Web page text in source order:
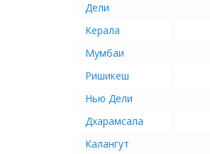
Дели
Керала
Мумбаи
Ришикеш
Нью Дели
Дхарамсала
Калангут